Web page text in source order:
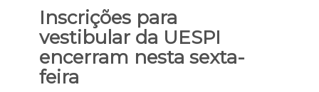
Inscrições para
vestibular da UESPI
encerram nesta sexta-
feira